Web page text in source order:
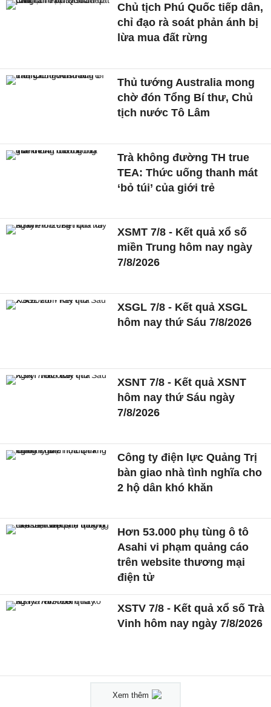
Chủ tịch Phú Quốc tiếp dân,
chỉ đạo rà soát phản ánh bị
lừa mua đất rừng
Thủ tướng Australia mong
chờ đón Tổng Bí thư, Chủ
tịch nước Tô Lâm
Trà không đường TH true
TEA: Thức uống thanh mát
‘bỏ túi’ của giới trẻ
XSMT 7/8 - Kết quả xổ số
miền Trung hôm nay ngày
7/8/2026
XSGL 7/8 - Kết quả XSGL
hôm nay thứ Sáu 7/8/2026
XSNT 7/8 - Kết quả XSNT
hôm nay thứ Sáu ngày
7/8/2026
Công ty điện lực Quảng Trị
bàn giao nhà tình nghĩa cho
2 hộ dân khó khăn
Hơn 53.000 phụ tùng ô tô
Asahi vi phạm quảng cáo
trên website thương mại
điện tử
XSTV 7/8 - Kết quả xổ số Trà
Vinh hôm nay ngày 7/8/2026
Xem thêm